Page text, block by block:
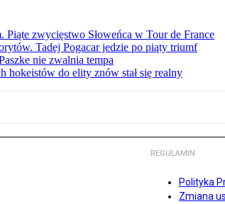
Piąte zwycięstwo Słoweńca w Tour de France
Tadej Pogacar jedzie po piąty triumf
nie zwalnia tempa
hokeistów do elity znów stał się realny
REGULAMIN
Polityka
Zmiana